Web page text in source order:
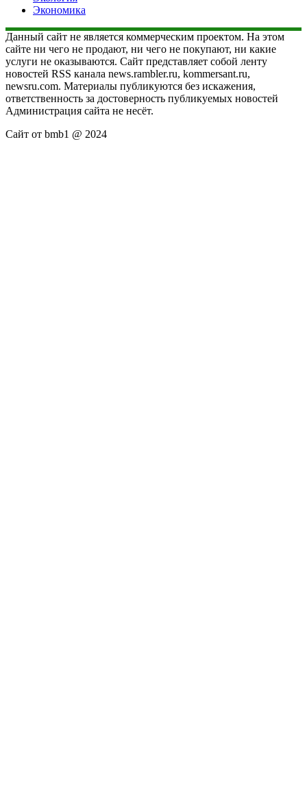
Экономика
Данный сайт не является коммерческим проектом. На этом
сайте ни чего не продают, ни чего не покупают, ни какие
услуги не оказываются. Сайт представляет собой ленту
новостей RSS канала news.rambler.ru, kommersant.ru,
newsru.com. Материалы публикуются без искажения,
ответственность за достоверность публикуемых новостей
Администрация сайта не несёт.
Сайт от bmb1 @ 2024